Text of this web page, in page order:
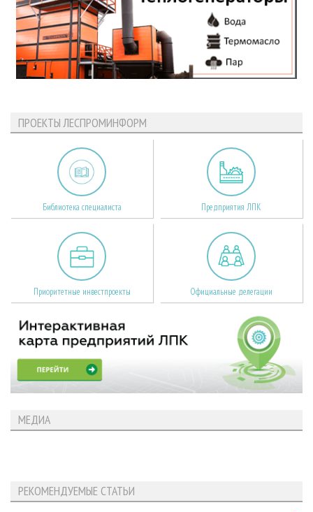
ПРОЕКТЫ ЛЕСПРОМИНФОРМ
Библиотека специалиста Предприятия ЛПК
Приоритетные инвестпроекты Официальные делегации
МЕДИА
РЕКОМЕНДУЕМЫЕ СТАТЬИ